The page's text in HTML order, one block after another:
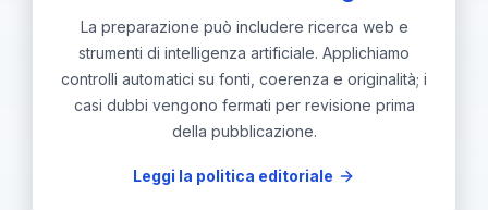
La preparazione può includere ricerca web e
strumenti di intelligenza artificiale. Applichiamo
controlli automatici su fonti, coerenza e originalità; i
casi dubbi vengono fermati per revisione prima
della pubblicazione.
Leggi la politica editoriale